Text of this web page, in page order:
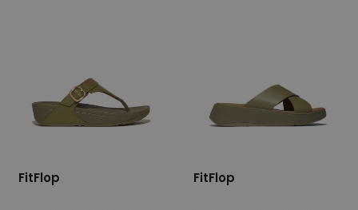
FitFlop FitFlop